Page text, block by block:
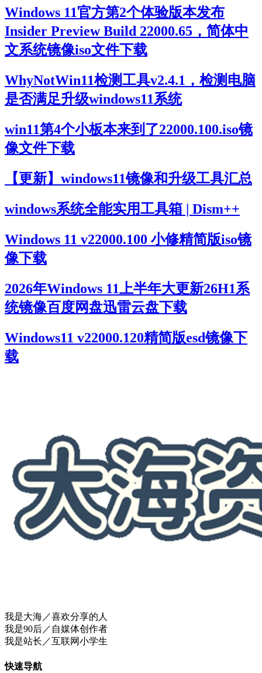
Windows 11官方第2个体验版本发布
Insider Preview Build 22000.65，简体中
文系统镜像iso文件下载
WhyNotWin11检测工具v2.4.1，检测电脑
是否满足升级windows11系统
win11第4个小板本来到了22000.100.iso镜
像文件下载
【更新】windows11镜像和升级工具汇总
windows系统全能实用工具箱 | Dism++
Windows 11 v22000.100 小修精简版iso镜
像下载
2026年Windows 11上半年大更新26H1系
统镜像百度网盘迅雷云盘下载
Windows11 v22000.120精简版esd镜像下
载
我是大海／喜欢分享的人
我是90后／自媒体创作者
我是站长／互联网小学生
快速导航